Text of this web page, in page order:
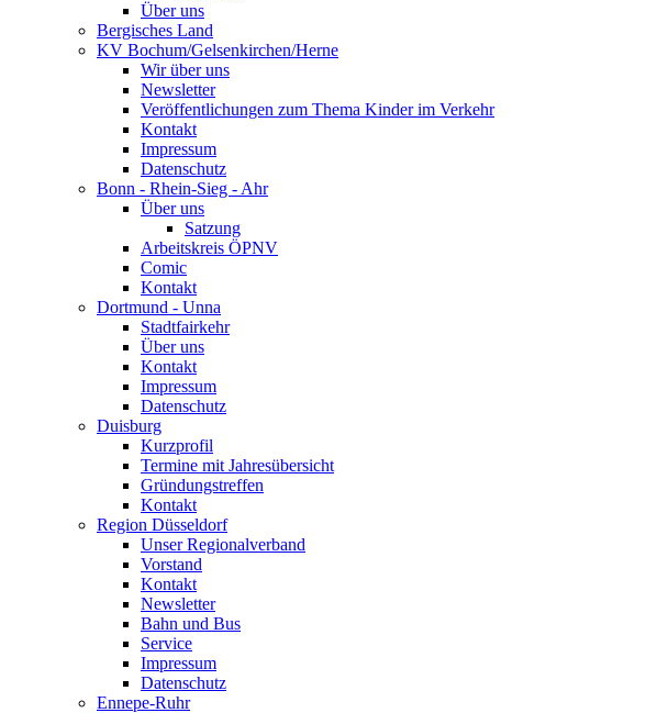
Über uns
Bergisches Land
KV Bochum/Gelsenkirchen/Herne
Wir über uns
Newsletter
Veröffentlichungen zum Thema Kinder im Verkehr
Kontakt
Impressum
Datenschutz
Bonn - Rhein-Sieg - Ahr
Über uns
Satzung
Arbeitskreis ÖPNV
Comic
Kontakt
Dortmund - Unna
Stadtfairkehr
Über uns
Kontakt
Impressum
Datenschutz
Duisburg
Kurzprofil
Termine mit Jahresübersicht
Gründungstreffen
Kontakt
Region Düsseldorf
Unser Regionalverband
Vorstand
Kontakt
Newsletter
Bahn und Bus
Service
Impressum
Datenschutz
Ennepe-Ruhr